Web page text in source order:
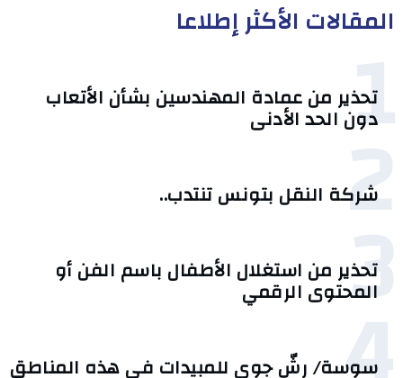
المقالات الأكثر إطلاعا
1
تحذير من عمادة المهندسين بشأن الأتعاب
دون الحد الأدنى
2
شركة النقل بتونس تنتدب..
3
تحذير من استغلال الأطفال باسم الفن أو
المحتوى الرقمي
سوسة/ رشّ جوي للمبيدات في هذه المناطق